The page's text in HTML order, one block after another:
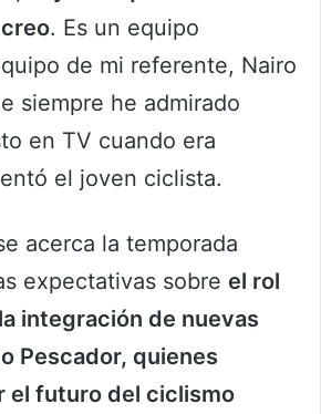
. Es un equipo
de mi referente, Nairo
siempre he admirado
en TV cuando era
el joven ciclista.
acerca la temporada
expectativas sobre el rol
integración de nuevas
Pescador, quienes
el futuro del ciclismo